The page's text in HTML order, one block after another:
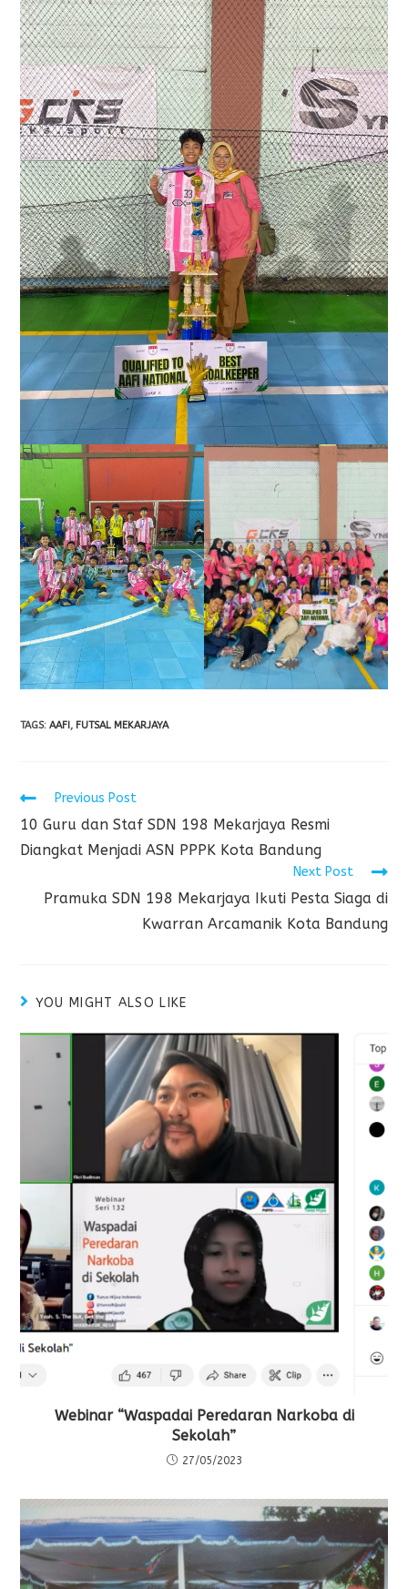
TAGS:AAFI, FUTSAL MEKARJAYA
Previous Post
10 Guru dan Staf SDN 198 Mekarjaya Resmi
Diangkat Menjadi ASN PPPK Kota Bandung
Next Post
Pramuka SDN 198 Mekarjaya Ikuti Pesta Siaga di
Kwarran Arcamanik Kota Bandung
YOU MIGHT ALSO LIKE
Webinar “Waspadai Peredaran Narkoba di
Sekolah”
27/05/2023